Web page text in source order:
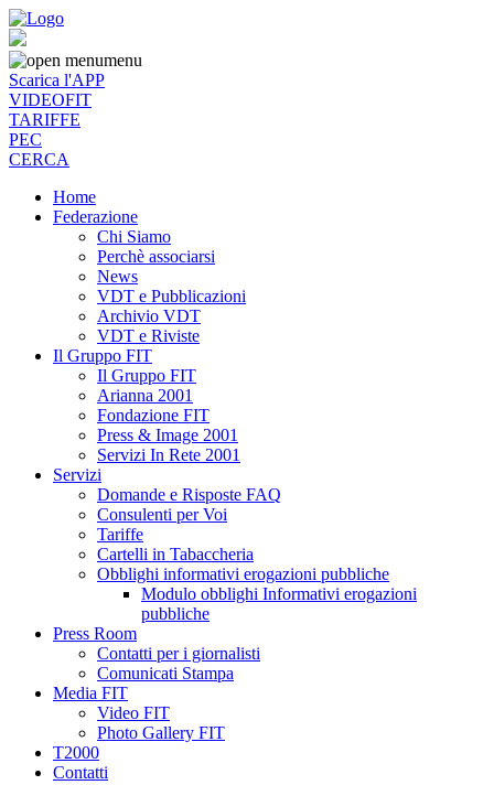
menu
Scarica l'APP
VIDEOFIT
TARIFFE
PEC
CERCA
Home
Federazione
Chi Siamo
Perchè associarsi
News
VDT e Pubblicazioni
Archivio VDT
VDT e Riviste
Il Gruppo FIT
Il Gruppo FIT
Arianna 2001
Fondazione FIT
Press & Image 2001
Servizi In Rete 2001
Servizi
Domande e Risposte FAQ
Consulenti per Voi
Tariffe
Cartelli in Tabaccheria
Obblighi informativi erogazioni pubbliche
Modulo obblighi Informativi erogazioni
pubbliche
Press Room
Contatti per i giornalisti
Comunicati Stampa
Media FIT
Video FIT
Photo Gallery FIT
T2000
Contatti